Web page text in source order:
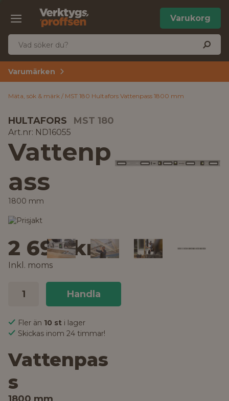
Varukorg
Varumärken
Mäta, sök & märk MST 180 Hultafors Vattenpass 1800 mm
HULTAFORS MST 180
Art.nr: ND16055
Vattenp
ass
1800 mm
2 699 kr
Inkl. moms
Handla
Fler än 10 st i lager
Skickas inom 24 timmar!
Vattenpas
s